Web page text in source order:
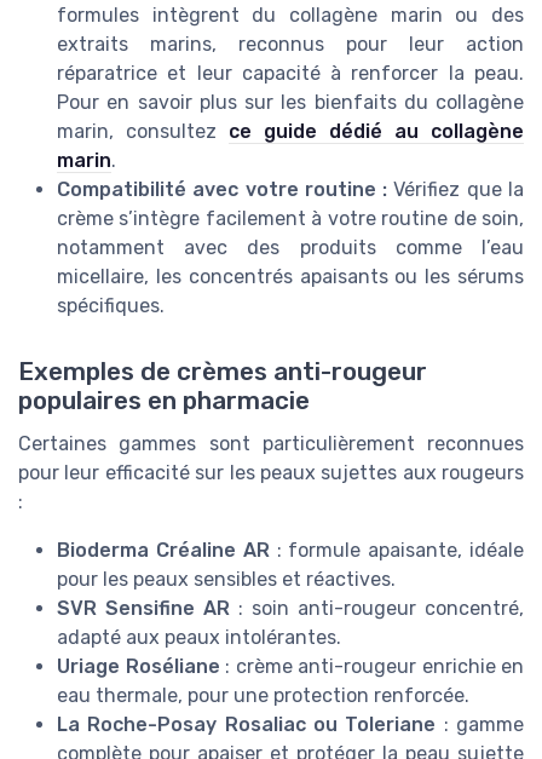
formules intègrent du collagène marin ou des
extraits marins, reconnus pour leur action
réparatrice et leur capacité à renforcer la peau.
Pour en savoir plus sur les bienfaits du collagène
marin, consultez ce guide dédié au collagène
marin.
Compatibilité avec votre routine : Vérifiez que la
crème s’intègre facilement à votre routine de soin,
notamment avec des produits comme l’eau
micellaire, les concentrés apaisants ou les sérums
spécifiques.
Exemples de crèmes anti-rougeur
populaires en pharmacie
Certaines gammes sont particulièrement reconnues
pour leur efficacité sur les peaux sujettes aux rougeurs
:
Bioderma Créaline AR : formule apaisante, idéale
pour les peaux sensibles et réactives.
SVR Sensifine AR : soin anti-rougeur concentré,
adapté aux peaux intolérantes.
Uriage Roséliane : crème anti-rougeur enrichie en
eau thermale, pour une protection renforcée.
La Roche-Posay Rosaliac ou Toleriane : gamme
complète pour apaiser et protéger la peau sujette